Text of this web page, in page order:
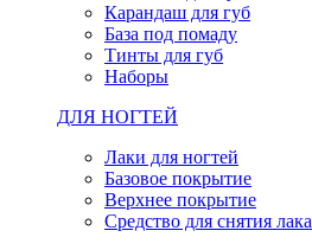
Карандаш для губ
База под помаду
Тинты для губ
Наборы
ДЛЯ НОГТЕЙ
Лаки для ногтей
Базовое покрытие
Верхнее покрытие
Средство для снятия лака